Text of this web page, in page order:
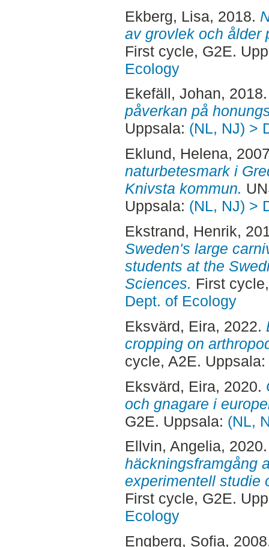
Ekberg, Lisa, 2018.
av grovlek och ålder
First cycle, G2E.
Ecology
Ekefäll, Johan,
påverkan på
Uppsala: (NL, NJ) >
Eklund, Helena,
naturbetesmark i
Knivsta kommun.
Uppsala: (NL, NJ) >
Ekstrand, Henrik,
Sweden's large
students at the
Sciences. First
Dept. of Ecology
Eksvärd, Eira, 2022.
cropping on
cycle, A2E. Uppsala:
Eksvärd, Eira, 2020.
och gnagare i
G2E. Uppsala: (NL,
Ellvin, Angelia,
häckningsframgång
experimentell studie
First cycle, G2E.
Ecology
Engberg, Sofia,